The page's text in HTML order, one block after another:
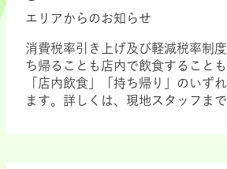
エリアからのお知らせ
消費税率引き上げ及び軽減税率制
ち帰ることも店内で飲食することも
「店内飲食」「持ち帰り」のいず
ます。詳しくは、現地スタッフま